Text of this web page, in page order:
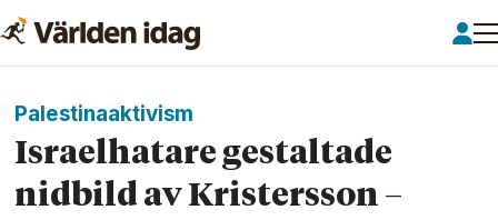
Palestinaaktivism
Israelhatare gestaltade
nidbild av Kristersson –